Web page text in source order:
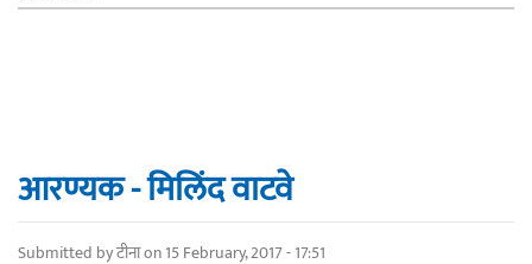
आरण्यक - मिलिंद वाटवे
Submitted byटीनाon 15 February, 2017 - 17:51